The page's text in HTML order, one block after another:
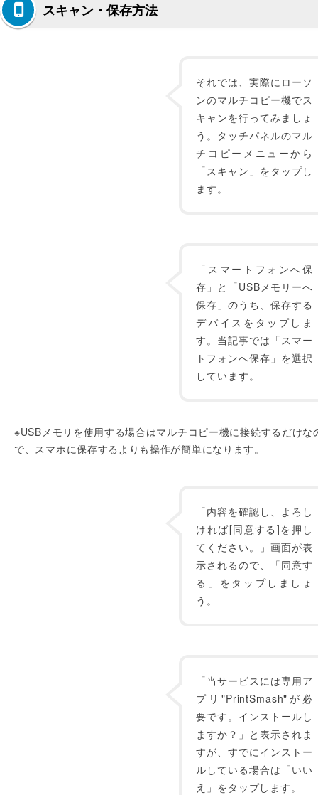
スキャン・保存方法
それでは、実際にローソ
ンのマルチコピー機でス
キャンを行ってみましょ
う。タッチパネルのマル
チコピーメニューから
「スキャン」をタップし
ます。
「スマートフォンへ保
存」と「USBメモリーへ
保存」のうち、保存する
デバイスをタップしま
す。当記事では「スマー
トフォンへ保存」を選択
しています。
※USBメモリを使用する場合はマルチコピー機に接続するだけな
で、スマホに保存するよりも操作が簡単になります。
「内容を確認し、よろし
ければ[同意する]を押し
てください。」画面が表
示されるので、「同意す
る」をタップしましょ
う。
「当サービスには専用ア
プリ"PrintSmash"が必
要です。インストールし
ますか？」と表示されま
すが、すでにインストー
ルしている場合は「いい
え」をタップします。